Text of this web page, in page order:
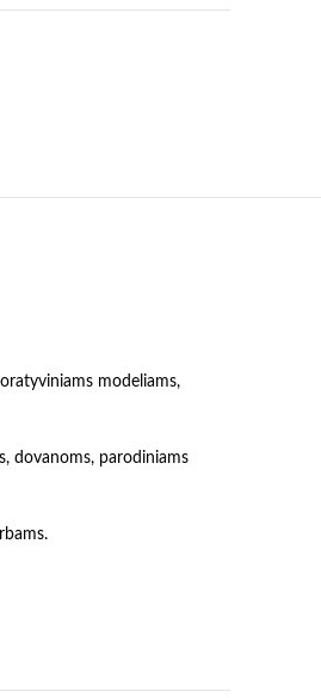
modeliams,
dovanoms, parodiniams